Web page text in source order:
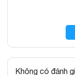
Không có đánh